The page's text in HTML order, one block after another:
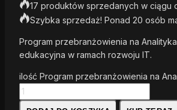
17 produktów sprzedanych w ciągu
Szybka sprzedaż! Ponad 20 osób
Program przebranżowienia na Analityka
edukacyjna w ramach rozwoju IT.
ilość Program przebranżowienia na